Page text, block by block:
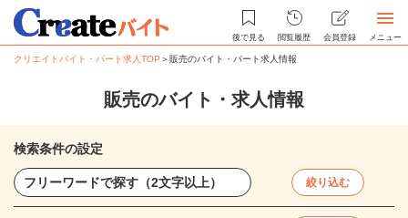
後で見る 閲覧履歴 会員登録 メニュー
クリエイトバイト・パート求人TOP ＞ 販売のバイト・パート求人情報
販売のバイト・求人情報
検索条件の設定
絞り込む